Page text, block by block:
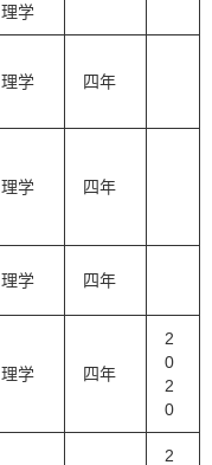
理学
理学 四年
理学 四年
理学 四年
理学 四年
2
0
2
0
2